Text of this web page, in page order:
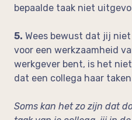
bepaalde taak niet
5. Wees bewust dat jij
voor een werkzaamheid
werkgever bent, is het
dat een collega haar
Soms kan het zo zijn dat